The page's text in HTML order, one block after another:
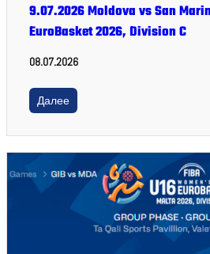
9.07.2026 Moldova vs San
EuroBasket 2026, Division C
08.07.2026
Далее